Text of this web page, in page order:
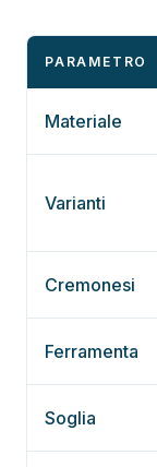
PARAMETRO
Materiale
Varianti
Cremonesi
Ferramenta
Soglia